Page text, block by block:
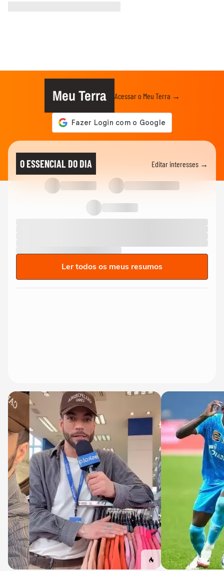
Meu Terra Acessar o Meu Terra →
O ESSENCIAL DO DIA Editar interesses →
Ler todos os meus resumos